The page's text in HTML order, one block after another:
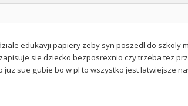
edukavji papiery zeby syn poszedl do szkoly
sie dziecko bezposrexnio czy trzeba tez
sue gubie bo w pl to wszystko jest latwiejsze